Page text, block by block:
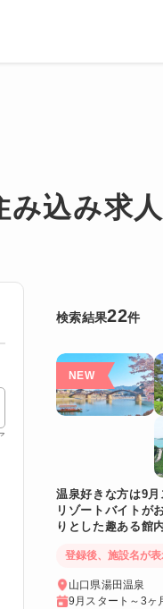
み込み求
検索結果22件
温泉好きな方は9
リゾートバイトが
りとした趣ある館
登録後、施設名が
山口県湯田温泉
9月スタート～3ヶ